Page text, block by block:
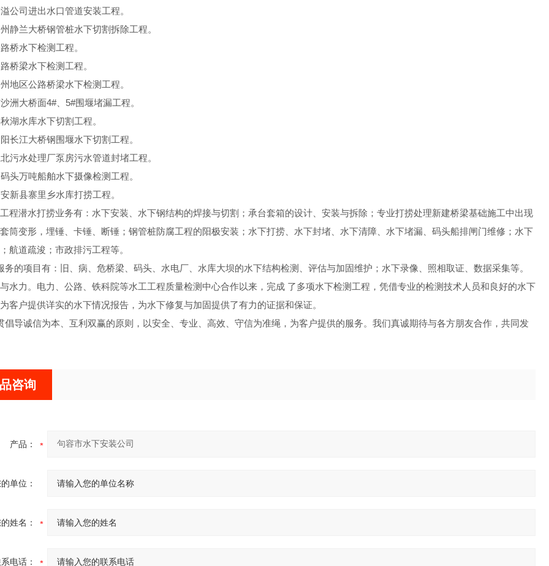
公司进出水口管道安装工程。
静兰大桥钢管桩水下切割拆除工程。
桥水下检测工程。
桥梁水下检测工程。
地区公路桥梁水下检测工程。
洲大桥面4#、5#围堰堵漏工程。
湖水库水下切割工程。
长江大桥钢围堰水下切割工程。
污水处理厂泵房污水管道封堵工程。
头万吨船舶水下摄像检测工程。
新县寨里乡水库打捞工程。
程潜水打捞业务有：水下安装、水下钢结构的焊接与切割；承台套箱的设计、安装与拆除；专业打捞处理新建桥梁基础施工中出现
筒变形，埋锤、卡锤、断锤；钢管桩防腐工程的阳极安装；水下打捞、水下封堵、水下清障、水下堵漏、码头船排闸门维修；水下
航道疏浚；市政排污工程等。
的项目有：旧、病、危桥梁、码头、水电厂、水库大坝的水下结构检测、评估与加固维护；水下录像、照相取证、数据采集等。
水力。电力、公路、铁科院等水工工程质量检测中心合作以来，完成 了多项水下检测工程，凭借专业的检测技术人员和良好的水下
客户提供详实的水下情况报告，为水下修复与加固提供了有力的证据和保证。
导诚信为本、互利双赢的原则，以安全、专业、高效、守信为准绳，为客户提供的服务。我们真诚期待与各方朋友合作，共同发
咨询
产品：
单位：
姓名：
电话：